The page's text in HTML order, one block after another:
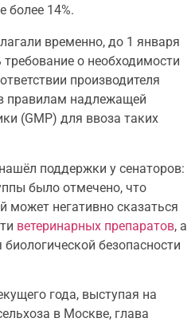
более 14%.
временно, до 1 января
о необходимости
производителя
правилам надлежащей
(GMP) для ввоза таких
поддержки у сенаторов:
было отмечено, что
может негативно сказаться
ветеринарных препаратов, а
безопасности
года, выступая на
в Москве, глава